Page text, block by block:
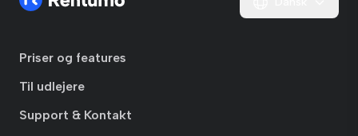
Priser og features
Til udlejere
Support & Kontakt